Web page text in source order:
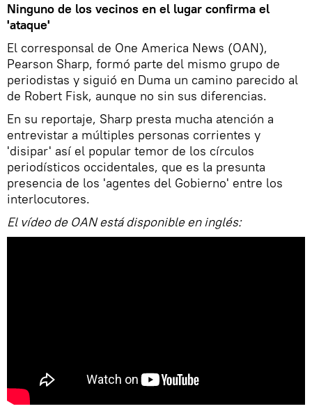
Ninguno de los vecinos en el lugar confirma el
'ataque'
El corresponsal de One America News (OAN),
Pearson Sharp, formó parte del mismo grupo de
periodistas y siguió en Duma un camino parecido al
de Robert Fisk, aunque no sin sus diferencias.
En su reportaje, Sharp presta mucha atención a
entrevistar a múltiples personas corrientes y
'disipar' así el popular temor de los círculos
periodísticos occidentales, que es la presunta
presencia de los 'agentes del Gobierno' entre los
interlocutores.
El vídeo de OAN está disponible en inglés: